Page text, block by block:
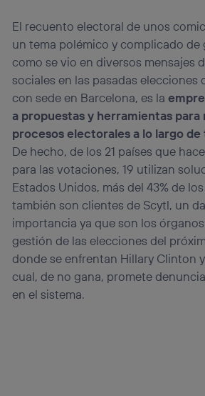
El recuento electoral de unos
un tema polémico y complicado de
como se vio en diversos mensajes
sociales en las pasadas elecciones
con sede en Barcelona, es la
a propuestas y herramientas para
procesos electorales a lo largo
De hecho, de los 21 países que
para las votaciones, 19 utilizan
Estados Unidos, más del 43% de
también son clientes de Scytl, un
importancia ya que son los
gestión de las elecciones del
donde se enfrentan Hillary Clinton
cual, de no gana, promete
en el sistema.